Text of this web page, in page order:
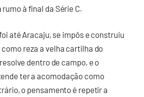
à final da Série C.
até Aracaju, se impôs e construiu
reza a velha cartilha do
dentro de campo, e o
ter a acomodação como
o pensamento é repetir a